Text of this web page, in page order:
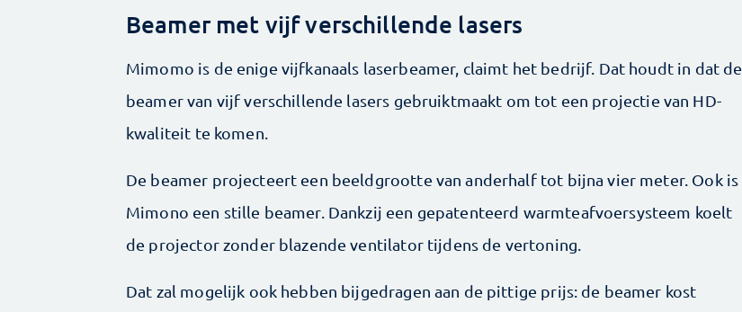
Beamer met vijf verschillende lasers
Mimomo is de enige vijf­kanaals laserbeamer, claimt het bedrijf. Dat houdt in dat de
beamer van vijf verschillende lasers gebruiktmaakt om tot een projectie van HD-
kwaliteit te komen.
De beamer projecteert een beeldgrootte van anderhalf tot bijna vier meter. Ook is
Mimono een stille beamer. Dankzij een gepatenteerd warmteafvoersysteem koelt
de projector zonder blazende ventilator tijdens de vertoning.
Dat zal mogelijk ook hebben bijgedragen aan de pittige prijs: de beamer kost